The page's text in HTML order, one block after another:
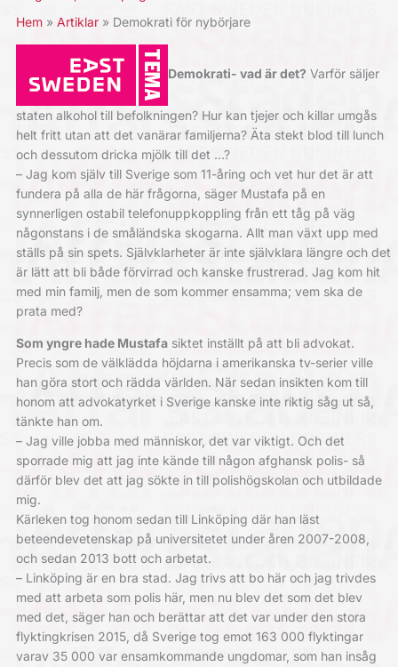
Hem
Artiklar Demokrati för nybörjare
Demokrati- vad är det? Varför säljer
staten alkohol till befolkningen? Hur kan tjejer och killar umgås
helt fritt utan att det vanärar familjerna? Äta stekt blod till lunch
och dessutom dricka mjölk till det …?
– Jag kom själv till Sverige som 11-åring och vet hur det är att
fundera på alla de här frågorna, säger Mustafa på en
synnerligen ostabil telefonuppkoppling från ett tåg på väg
någonstans i de småländska skogarna. Allt man växt upp med
ställs på sin spets. Självklarheter är inte självklara längre och det
är lätt att bli både förvirrad och kanske frustrerad. Jag kom hit
med min familj, men de som kommer ensamma; vem ska de
prata med?
Som yngre hade Mustafasiktet inställt på att bli advokat.
Precis som de välklädda höjdarna i amerikanska tv-serier ville
han göra stort och rädda världen. När sedan insikten kom till
honom att advokatyrket i Sverige kanske inte riktig såg ut så,
tänkte han om.
– Jag ville jobba med människor, det var viktigt. Och det
sporrade mig att jag inte kände till någon afghansk polis- så
därför blev det att jag sökte in till polishögskolan och utbildade
mig.
Kärleken tog honom sedan till Linköping där han läst
beteendevetenskap på universitetet under åren 2007-2008,
och sedan 2013 bott och arbetat.
– Linköping är en bra stad. Jag trivs att bo här och jag trivdes
med att arbeta som polis här, men nu blev det som det blev
med det, säger han och berättar att det var under den stora
flyktingkrisen 2015, då Sverige tog emot 163 000 flyktingar
varav 35 000 var ensamkommande ungdomar, som han insåg